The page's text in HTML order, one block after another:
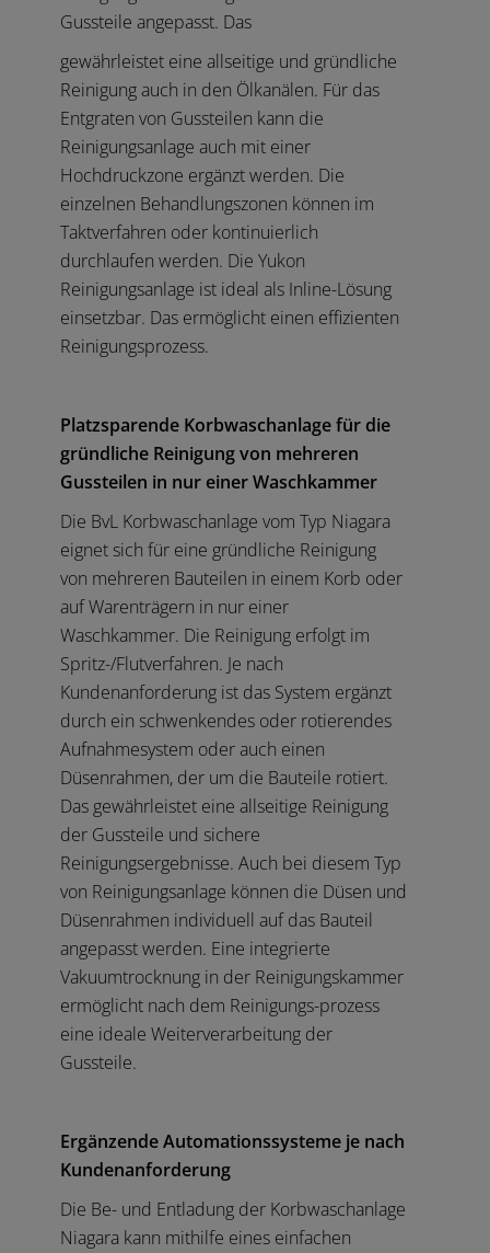
Gussteile angepasst. Das
gewährleistet eine allseitige und gründliche
Reinigung auch in den Ölkanälen. Für das
Entgraten von Gussteilen kann die
Reinigungsanlage auch mit einer
Hochdruckzone ergänzt werden. Die
einzelnen Behandlungszonen können im
Taktverfahren oder kontinuierlich
durchlaufen werden. Die Yukon
Reinigungsanlage ist ideal als Inline-Lösung
einsetzbar. Das ermöglicht einen effizienten
Reinigungsprozess.
Platzsparende Korbwaschanlage für die
gründliche Reinigung von mehreren
Gussteilen in nur einer Waschkammer
Die BvL Korbwaschanlage vom Typ Niagara
eignet sich für eine gründliche Reinigung
von mehreren Bauteilen in einem Korb oder
auf Warenträgern in nur einer
Waschkammer. Die Reinigung erfolgt im
Spritz-/Flutverfahren. Je nach
Kundenanforderung ist das System ergänzt
durch ein schwenkendes oder rotierendes
Aufnahmesystem oder auch einen
Düsenrahmen, der um die Bauteile rotiert.
Das gewährleistet eine allseitige Reinigung
der Gussteile und sichere
Reinigungsergebnisse. Auch bei diesem Typ
von Reinigungsanlage können die Düsen und
Düsenrahmen individuell auf das Bauteil
angepasst werden. Eine integrierte
Vakuumtrocknung in der Reinigungskammer
ermöglicht nach dem Reinigungs-prozess
eine ideale Weiterverarbeitung der
Gussteile.
Ergänzende Automationssysteme je nach
Kundenanforderung
Die Be- und Entladung der Korbwaschanlage
Niagara kann mithilfe eines einfachen